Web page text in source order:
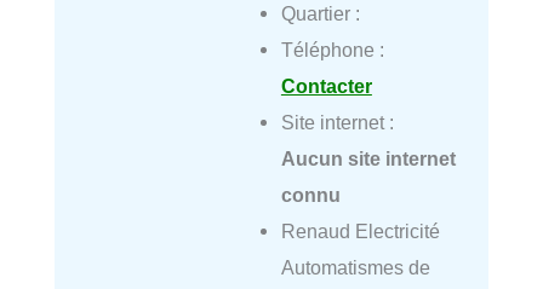
Quartier :
Téléphone :
Contacter
Site internet :
Aucun site internet
connu
Renaud Electricité
Automatismes de